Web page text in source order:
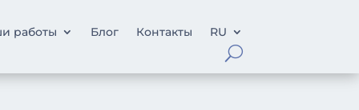
работы Блог Контакты RU